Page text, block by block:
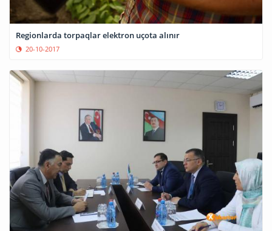
Regionlarda torpaqlar elektron uçota alınır
20-10-2017